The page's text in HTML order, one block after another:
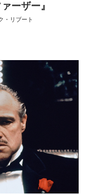
ーザー』
・リブート